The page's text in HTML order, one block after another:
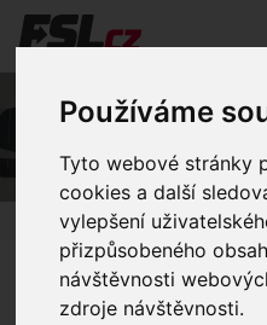
Používáme
Tyto webové stránky
cookies a další
vylepšení
přizpůsobeného
návštěvnosti
zdroje návštěvnosti.
Služby
DTD – Ode dveří ke dveřím